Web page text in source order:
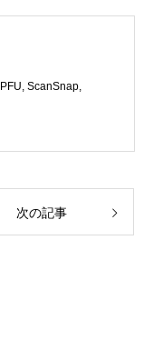
PFU ScanSnap
次の記事